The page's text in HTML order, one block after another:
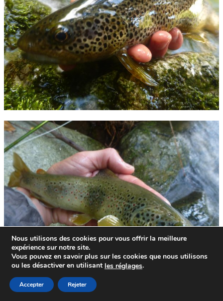
Nous utilisons des cookies pour vous offrir la meilleure
expérience sur notre site.
Vous pouvez en savoir plus sur les cookies que nous utilisons
ou les désactiver en utilisant les réglages.
Accepter Rejeter